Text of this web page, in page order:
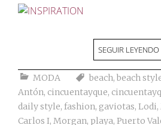
SEGUIR LEYENDO
MODA beach, beach
Antón, cincuentayque,
daily style, fashion, gaviotas, Lodi,
Carlos I, Morgan, playa, Puerto